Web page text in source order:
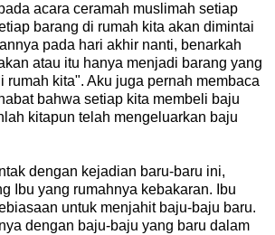
acara ceramah muslimah setiap
barang di rumah kita akan dimintai
pada hari akhir nanti, benarkah
atau itu hanya menjadi barang yang
rumah kita". Aku juga pernah membaca
bahwa setiap kita membeli baju
kitapun telah mengeluarkan baju
dengan kejadian baru-baru ini,
Ibu yang rumahnya kebakaran. Ibu
untuk menjahit baju-baju baru.
dengan baju-baju yang baru dalam